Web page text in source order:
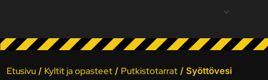
Etusivu / Kyltit ja opasteet / Putkistotarrat / Syöttövesi